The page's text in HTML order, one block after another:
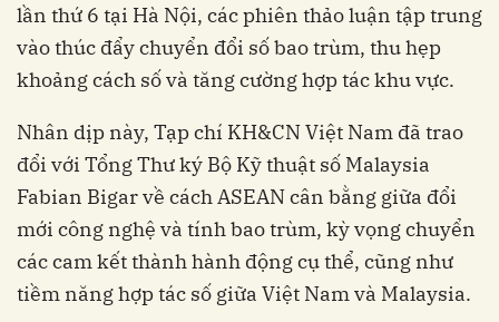
lần thứ 6 tại Hà Nội, các phiên thảo luận tập trung
vào thúc đẩy chuyển đổi số bao trùm, thu hẹp
khoảng cách số và tăng cường hợp tác khu vực.
Nhân dịp này, Tạp chí KH&CN Việt Nam đã trao
đổi với Tổng Thư ký Bộ Kỹ thuật số Malaysia
Fabian Bigar về cách ASEAN cân bằng giữa đổi
mới công nghệ và tính bao trùm, kỳ vọng chuyển
các cam kết thành hành động cụ thể, cũng như
tiềm năng hợp tác số giữa Việt Nam và Malaysia.